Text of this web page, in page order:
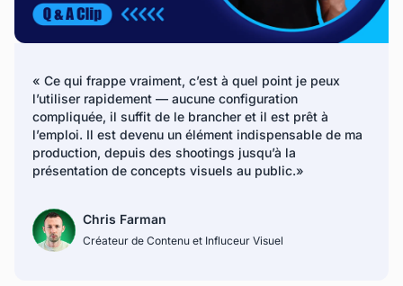
« Ce qui frappe vraiment, c’est à quel point je peux
l’utiliser rapidement — aucune configuration
compliquée, il suffit de le brancher et il est prêt à
l’emploi. Il est devenu un élément indispensable de ma
production, depuis des shootings jusqu’à la
présentation de concepts visuels au public.»
Chris Farman
Créateur de Contenu et Influceur Visuel